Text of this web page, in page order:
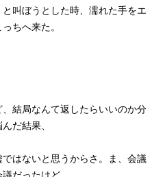
叫ぼうとした時、濡れた手をエ
ちへ来た。
結局なんて返したらいいのか分
だ結果、
はないと思うからさ。ま、会議